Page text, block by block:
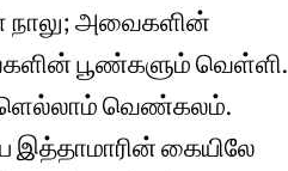
அவைகளின்
பூண்களும் வெள்ளி.
வெண்கலம்.
இத்தாமாரின் கையிலே